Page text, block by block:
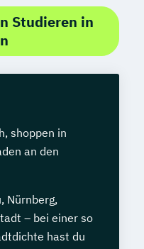
Recht
English:
Studieren in
shoppen in
an den
Nürnberg,
– bei einer so
hast du